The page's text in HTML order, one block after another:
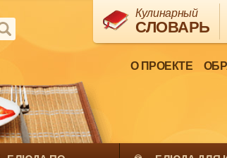
Кулинарный
СЛОВАРЬ
О ПРОЕКТЕ